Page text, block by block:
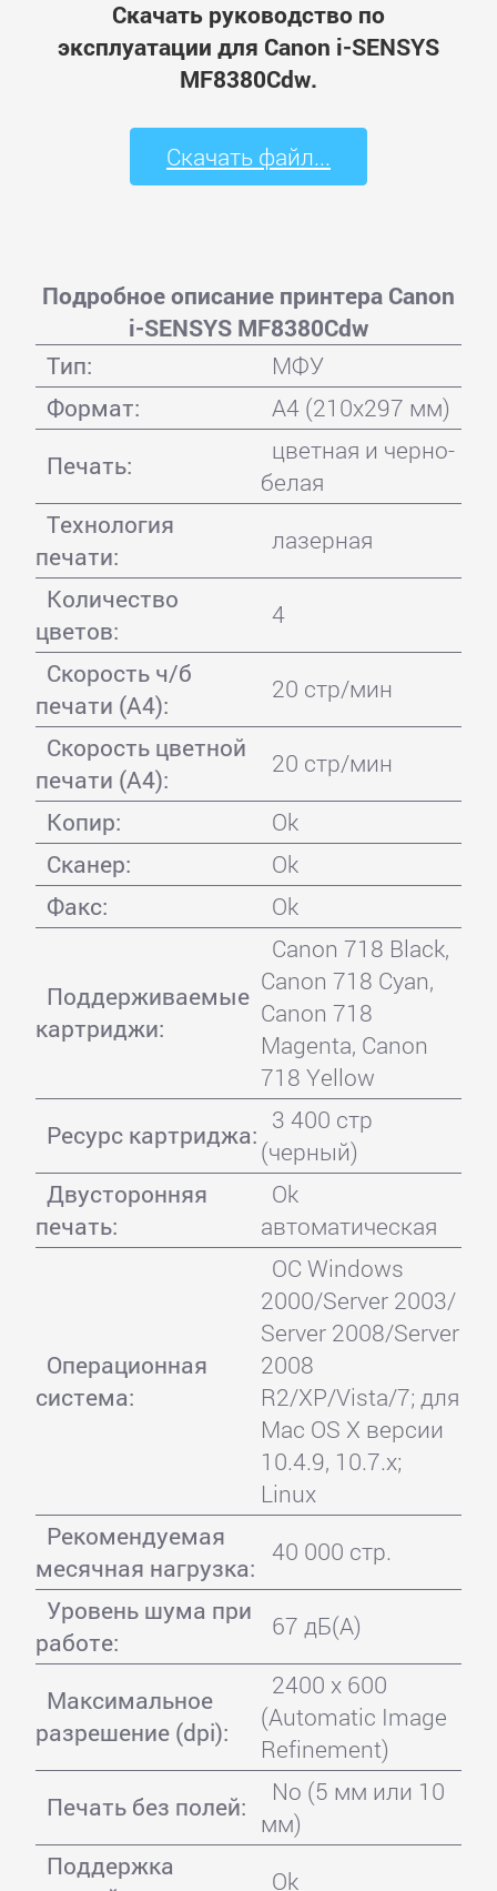
Скачать руководство по
эксплуатации для Canon i-SENSYS
MF8380Cdw.
Скачать файл...
Подробное описание принтера Canon
i-SENSYS MF8380Cdw
Тип:
МФУ
Формат:
A4 (210x297 мм)
Печать:
цветная и черно-
белая
Технология
печати:
лазерная
Количество
цветов:
4
Скорость ч/б
печати (А4):
20 стр/мин
Скорость цветной
печати (А4):
20 стр/мин
Копир:
Ok
Сканер:
Ok
Факс:
Ok
Поддерживаемые
картриджи:
Canon 718 Black,
Canon 718 Cyan,
Canon 718
Magenta, Canon
718 Yellow
Ресурс картриджа: 3 400 стр
(черный)
Двусторонняя
печать:
Ok
автоматическая
Операционная
система:
ОС Windows
2000/Server 2003/
Server 2008/Server
2008
R2/XP/Vista/7; для
Mac OS X версии
10.4.9, 10.7.x;
Linux
Рекомендуемая
месячная нагрузка:
40 000 стр.
Уровень шума при
работе:
67 дБ(А)
Максимальное
разрешение (dpi):
2400 x 600
(Automatic Image
Refinement)
Печать без полей:
No (5 мм или 10
мм)
Поддержка
Ok